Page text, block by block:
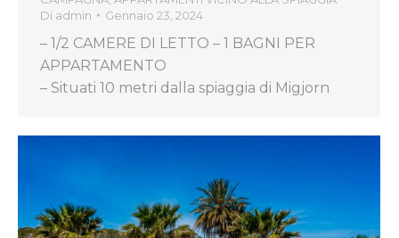
Di admin Gennaio 23, 2024
– 1/2 CAMERE DI LETTO – 1 BAGNI PER
APPARTAMENTO
– Situati 10 metri dalla spiaggia di Migjorn